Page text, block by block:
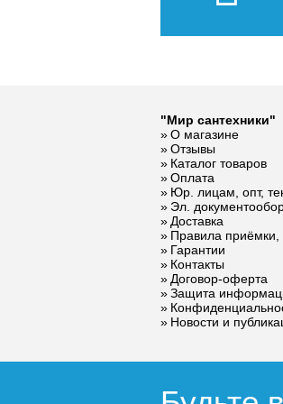
решеткой
35
Подробнее
Siemens RDF
310.2/MM, 230В
(врезной)
9
Подробнее
"Мир сантехники"
О магазине
Отзывы
Каталог товаров
Оплата
Юр. лицам, опт,
Эл.
Доставка
Правила приёмки,
Гарантии
Контакты
Договор-оферта
Защита
Новости и